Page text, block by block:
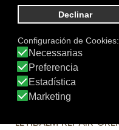
Tamaño:100 ml.
Marca:LETIbalm
Línea:LETIbalm Corporal
LETIBALM REPAIR